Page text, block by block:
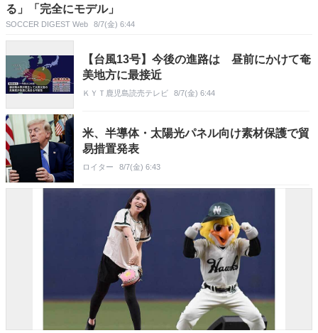
る」「完全にモデル」
SOCCER DIGEST Web 8/7(金) 6:44
【台風13号】今後の進路は 昼前にかけて奄
美地方に最接近
ＫＹＴ鹿児島読売テレビ 8/7(金) 6:44
米、半導体・太陽光パネル向け素材保護で貿
易措置発表
ロイター 8/7(金) 6:43